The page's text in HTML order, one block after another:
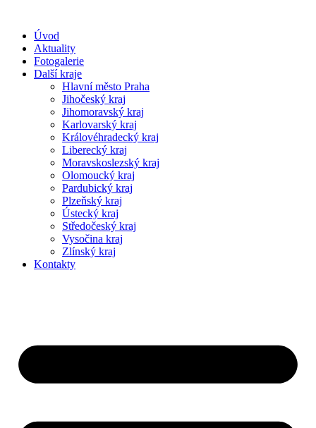
Úvod
Aktuality
Fotogalerie
Další kraje
Hlavní město Praha
Jihočeský kraj
Jihomoravský kraj
Karlovarský kraj
Královéhradecký kraj
Liberecký kraj
Moravskoslezský kraj
Olomoucký kraj
Pardubický kraj
Plzeňský kraj
Ústecký kraj
Středočeský kraj
Vysočina kraj
Zlínský kraj
Kontakty